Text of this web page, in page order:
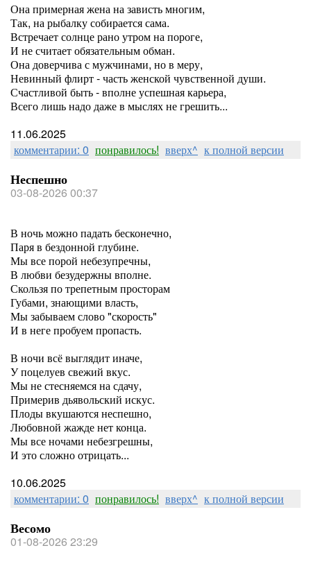
Она примерная жена на зависть многим,
Так, на рыбалку собирается сама.
Встречает солнце рано утром на пороге,
И не считает обязательным обман.
Она доверчива с мужчинами, но в меру,
Невинный флирт - часть женской чувственной души.
Счастливой быть - вполне успешная карьера,
Всего лишь надо даже в мыслях не грешить...
11.06.2025
комментарии: 0 понравилось! вверх^ к полной версии
Неспешно
03-08-2026 00:37
В ночь можно падать бесконечно,
Паря в бездонной глубине.
Мы все порой небезупречны,
В любви безудержны вполне.
Скользя по трепетным просторам
Губами, знающими власть,
Мы забываем слово "скорость"
И в неге пробуем пропасть.
В ночи всё выглядит иначе,
У поцелуев свежий вкус.
Мы не стесняемся на сдачу,
Примерив дьявольский искус.
Плоды вкушаются неспешно,
Любовной жажде нет конца.
Мы все ночами небезгрешны,
И это сложно отрицать...
10.06.2025
комментарии: 0 понравилось! вверх^ к полной версии
Весомо
01-08-2026 23:29